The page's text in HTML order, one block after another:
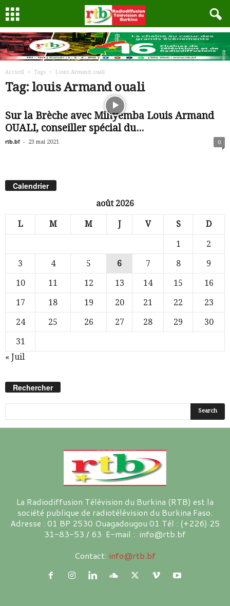
Accueil Tags Louis Armand ouali
Tag: louis Armand ouali
Sur la Brèche avec Mihyemba Louis Armand
OUALI, conseiller spécial du...
rtb.bf - 23 mai 2021 0
Calendrier
août 2026
L M M J V S D
1
2
3
4 5 6 7 8
9
10
11 12 13 14 15
16
17
18 19 20 21 22
23
24
25 26 27 28 29
30
31
« Juil
Rechercher
La Radiodiffusion Télévision du Burkina (RTB) est la
société publique de radiotélévision du Burkina Faso.
Adresse : 01 BP 2530 Ouagadougou 01 Tél : (+226) 25
31-83-53 / 63 E-mail : info@rtb.bf
Contact: info@rtb.bf